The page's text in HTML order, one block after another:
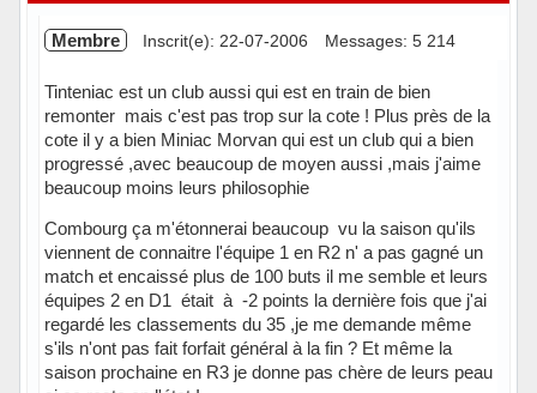
Membre Inscrit(e): 22-07-2006 Messages: 5 214
Tinteniac est un club aussi qui est en train de bien
remonter mais c'est pas trop sur la cote ! Plus près de la
cote il y a bien Miniac Morvan qui est un club qui a bien
progressé ,avec beaucoup de moyen aussi ,mais j'aime
beaucoup moins leurs philosophie
Combourg ça m'étonnerai beaucoup vu la saison qu'ils
viennent de connaitre l'équipe 1 en R2 n' a pas gagné un
match et encaissé plus de 100 buts il me semble et leurs
équipes 2 en D1 était à -2 points la dernière fois que j'ai
regardé les classements du 35 ,je me demande même
s'ils n'ont pas fait forfait général à la fin ? Et même la
saison prochaine en R3 je donne pas chère de leurs peau